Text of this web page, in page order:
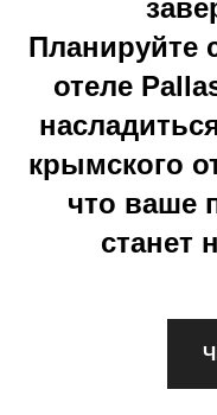
Планируйте
отеле
крымского
что ваше
станет